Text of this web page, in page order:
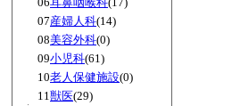
07産婦人科(14)
08美容外科(0)
09小児科(61)
10老人保健施設(0)
11 獣医(29)